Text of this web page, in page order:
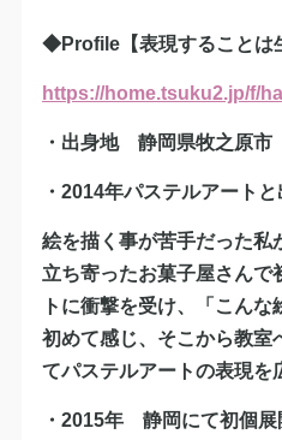
◆Profile【表現することは
https://home.tsuku2.jp/f/
・出身地 静岡県牧之原市
・2014年パステルアートと
絵を描く事が苦手だった私
立ち寄ったお菓子屋さんで
トに衝撃を受け、「こん
初めて感じ、そこから教室
てパステルアートの表現を
・2015年 静岡にて初個展